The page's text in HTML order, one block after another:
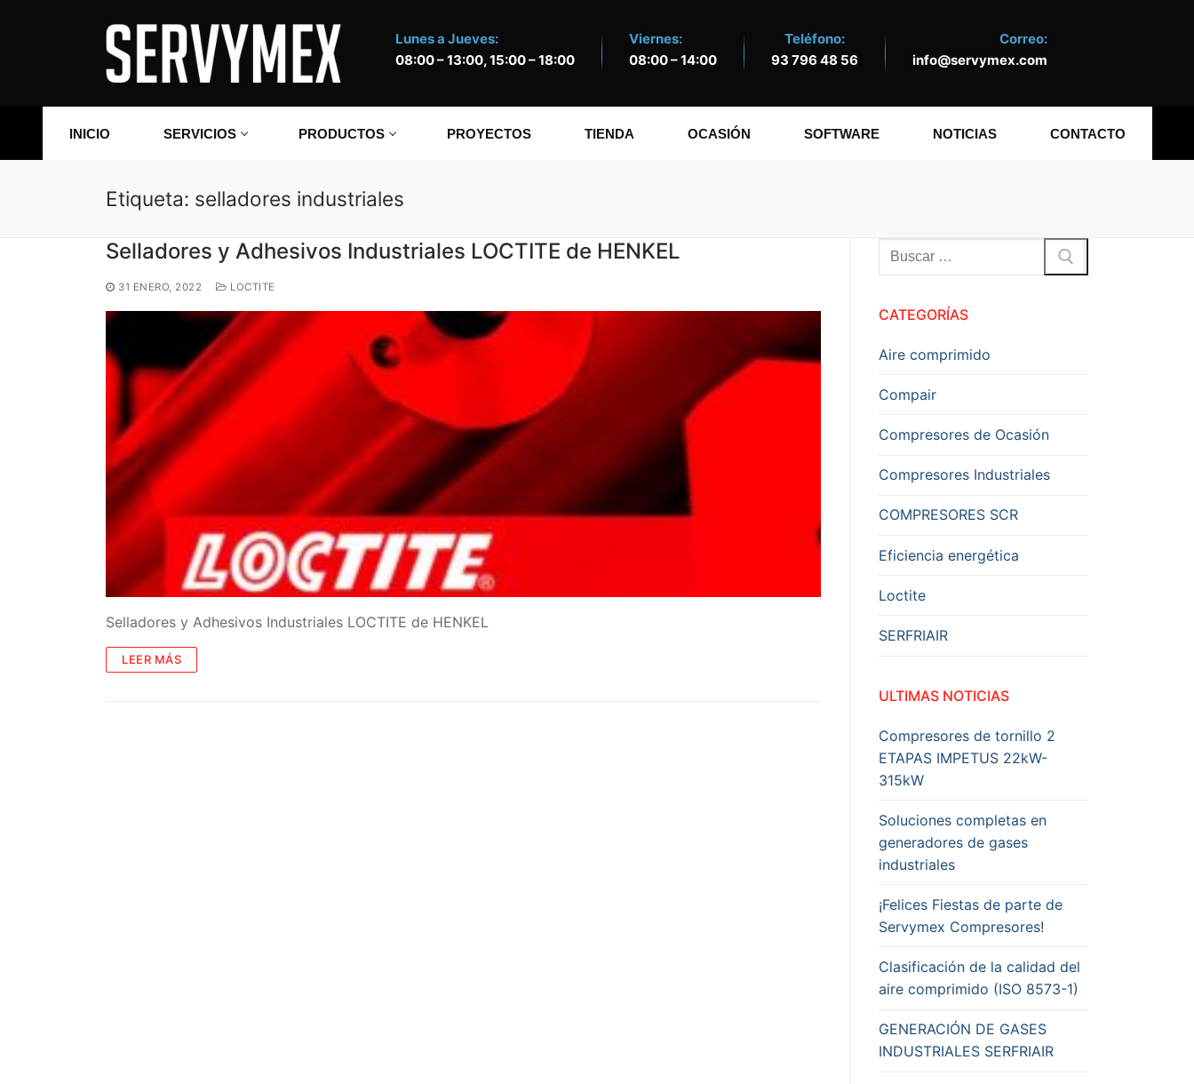
Lunes a Jueves:
08:00 – 13:00, 15:00 – 18:00
Viernes:
08:00 – 14:00
Teléfono:
93 796 48 56
Correo:
info@servymex.com
INICIO SERVICIOS PRODUCTOS PROYECTOS TIENDA OCASIÓN SOFTWARE NOTICIAS CONTACTO
Etiqueta: selladores industriales
Selladores y Adhesivos Industriales LOCTITE de HENKEL
31 ENERO, 2022 LOCTITE
Selladores y Adhesivos Industriales LOCTITE de HENKEL
LEER MÁS
Buscar:
CATEGORÍAS
Aire comprimido
Compair
Compresores de Ocasión
Compresores Industriales
COMPRESORES SCR
Eficiencia energética
Loctite
SERFRIAIR
ULTIMAS NOTICIAS
Compresores de tornillo 2
ETAPAS IMPETUS 22kW-
315kW
Soluciones completas en
generadores de gases
industriales
¡Felices Fiestas de parte de
Servymex Compresores!
Clasificación de la calidad del
aire comprimido (ISO 8573-1)
GENERACIÓN DE GASES
INDUSTRIALES SERFRIAIR